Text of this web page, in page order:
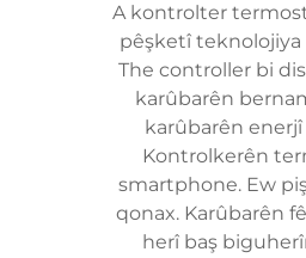
A kontrolter
pêşketî teknolojiya
The controller bi
karûbarên
karûbarên
Kontrolkerên
smartphone. Ew
qonax. Karûbarên
herî baş